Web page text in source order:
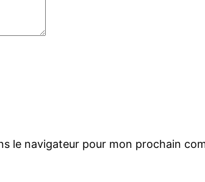
le navigateur pour mon prochain